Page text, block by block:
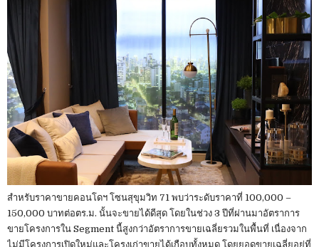
สำหรับราคาขายคอนโดฯ โซนสุขุมวิท 71 พบว่าระดับราคาที่ 100,000 –
150,000 บาทต่อตร.ม. นั้นจะขายได้ดีสุด โดยในช่วง 3 ปีที่ผ่านมาอัตราการ
ขายโครงการใน Segment นี้สูงกว่าอัตราการขายเฉลี่ยรวมในพื้นที่ เนื่องจาก
ไม่มีโครงการเปิดใหม่และโครงเก่าขายได้เกือบทั้งหมด โดยยอดขายเฉลี่ยอยู่ที่